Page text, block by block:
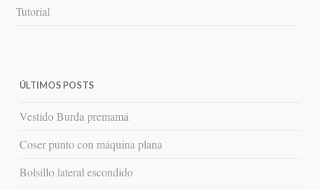
Tutorial
ÚLTIMOS POSTS
Vestido Burda premamá
Coser punto con máquina plana
Bolsillo lateral escondido